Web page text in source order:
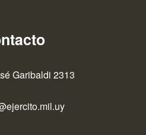
Garibaldi 2313